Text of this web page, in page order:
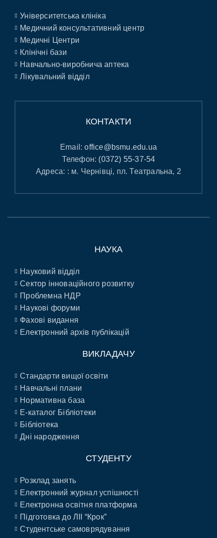
Університетська клініка
Медичний консультативний центр
Медичні Центри
Клінічні бази
Навчально-виробнича аптека
Лікувальний відділ
КОНТАКТИ
Email:office@bsmu.edu.ua
Телефон: (0372) 55-37-54
Адреса: : м. Чернівці, пл. Театральна, 2
НАУКА
Науковий відділ
Сектор інноваційного розвитку
Проблемна НДР
Наукові форуми
Фахові видання
Електронний архів публікацій
ВИКЛАДАЧУ
Стандарти вищої освіти
Навчальні плани
Нормативна база
E-каталог Бібліотеки
Бібліотека
Дні народження
СТУДЕНТУ
Розклад занять
Електронний журнал успішності
Електронна освітня платформа
Підготовка до ЛІІ “Крок”
Студентське самоврядування